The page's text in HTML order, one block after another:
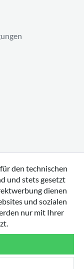
den technischen
und stets gesetzt
dienen
und sozialen
nur mit Ihrer